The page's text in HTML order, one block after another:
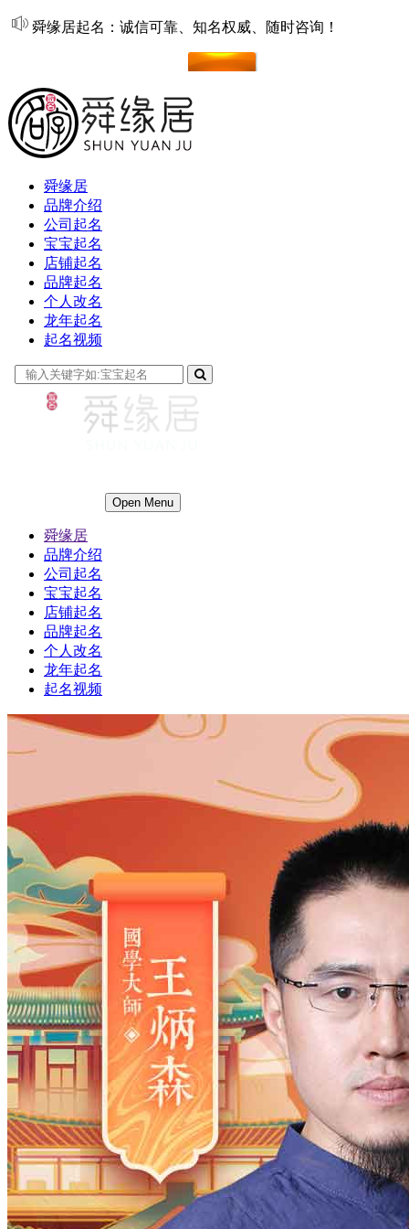
舜缘居起名：诚信可靠、知名权威、随时咨询！
舜缘居
品牌介绍
公司起名
宝宝起名
店铺起名
品牌起名
个人改名
龙年起名
起名视频
Open Menu
舜缘居
品牌介绍
公司起名
宝宝起名
店铺起名
品牌起名
个人改名
龙年起名
起名视频